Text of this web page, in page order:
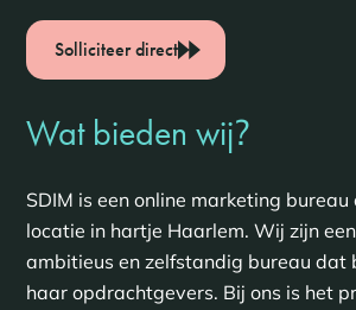
Solliciteer direct
Wat bieden wij?
SDIM is een online marketing
locatie in hartje Haarlem. Wij zijn
ambitieus en zelfstandig bureau dat
haar opdrachtgevers. Bij ons is het